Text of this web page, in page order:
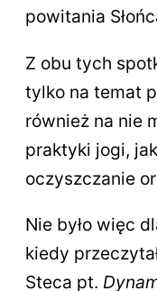
powitania
Z obu tych
tylko na temat
również na nie
praktyki jogi,
oczyszczanie
Nie było więc
kiedy
Steca pt.